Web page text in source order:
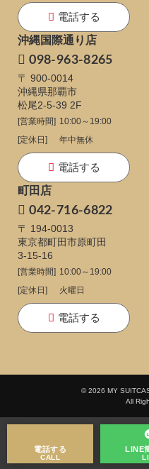
電話する
沖縄国際通り店
098-963-8265
〒 900-0014
沖縄県那覇市
松尾2-5-39 2F
[営業時間] 10:00～19:00
[定休日]
年中無休
電話する
町田店
042-716-6822
〒 194-0013
東京都町田市原町田
3-15-16
[営業時間] 10:00～19:00
[定休日]
火曜日
電話する
電話する
CALL
LINE
© 2026 MY
All